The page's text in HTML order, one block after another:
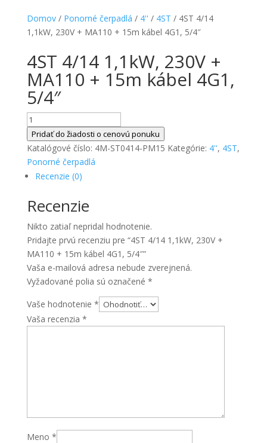
Domov/ Ponorné čerpadlá / 4'' / 4ST / 4ST 4/14
1,1kW, 230V + MA110 + 15m kábel 4G1, 5/4″
4ST 4/14 1,1kW, 230V +
MA110 + 15m kábel 4G1,
5/4″
množstvo
4ST
4/14
1,1kW,
230V
MA110
+
15m
kábel
4G1,
5/4"
Pridať do žiadosti o cenovú ponuku
Katalógové číslo: 4M-ST0414-PM15 Kategórie: 4'', 4ST,
Ponorné čerpadlá
Recenzie (0)
Recenzie
Nikto zatiaľ nepridal hodnotenie.
Pridajte prvú recenziu pre “4ST 4/14 1,1kW, 230V +
MA110 + 15m kábel 4G1, 5/4″”
Vaša e-mailová adresa nebude zverejnená.
Vyžadované polia sú označené *
Vaše hodnotenie *
Vaša recenzia *
Meno *